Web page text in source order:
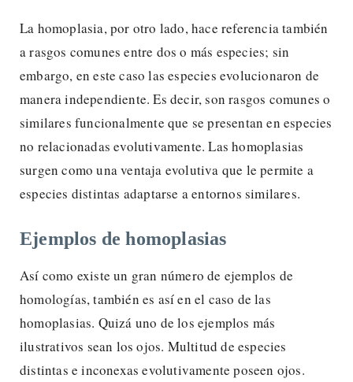
La homoplasia, por otro lado, hace referencia también
a rasgos comunes entre dos o más especies; sin
embargo, en este caso las especies evolucionaron de
manera independiente. Es decir, son rasgos comunes o
similares funcionalmente que se presentan en especies
no relacionadas evolutivamente. Las homoplasias
surgen como una ventaja evolutiva que le permite a
especies distintas adaptarse a entornos similares.
Ejemplos de homoplasias
Así como existe un gran número de ejemplos de
homologías, también es así en el caso de las
homoplasias. Quizá uno de los ejemplos más
ilustrativos sean los ojos. Multitud de especies
distintas e inconexas evolutivamente poseen ojos.